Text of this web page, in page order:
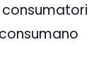
consumatori